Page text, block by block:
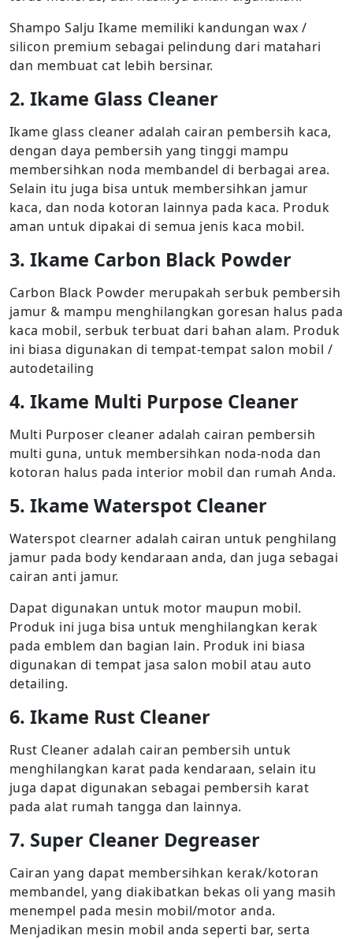
Shampo Salju Ikame memiliki kandungan wax /
silicon premium sebagai pelindung dari matahari
dan membuat cat lebih bersinar.
2. Ikame Glass Cleaner
Ikame glass cleaner adalah cairan pembersih kaca,
dengan daya pembersih yang tinggi mampu
membersihkan noda membandel di berbagai area.
Selain itu juga bisa untuk membersihkan jamur
kaca, dan noda kotoran lainnya pada kaca. Produk
aman untuk dipakai di semua jenis kaca mobil.
3. Ikame Carbon Black Powder
Carbon Black Powder merupakah serbuk pembersih
jamur & mampu menghilangkan goresan halus pada
kaca mobil, serbuk terbuat dari bahan alam. Produk
ini biasa digunakan di tempat-tempat salon mobil /
autodetailing
4. Ikame Multi Purpose Cleaner
Multi Purposer cleaner adalah cairan pembersih
multi guna, untuk membersihkan noda-noda dan
kotoran halus pada interior mobil dan rumah Anda.
5. Ikame Waterspot Cleaner
Waterspot clearner adalah cairan untuk penghilang
jamur pada body kendaraan anda, dan juga sebagai
cairan anti jamur.
Dapat digunakan untuk motor maupun mobil.
Produk ini juga bisa untuk menghilangkan kerak
pada emblem dan bagian lain. Produk ini biasa
digunakan di tempat jasa salon mobil atau auto
detailing.
6. Ikame Rust Cleaner
Rust Cleaner adalah cairan pembersih untuk
menghilangkan karat pada kendaraan, selain itu
juga dapat digunakan sebagai pembersih karat
pada alat rumah tangga dan lainnya.
7. Super Cleaner Degreaser
Cairan yang dapat membersihkan kerak/kotoran
membandel, yang diakibatkan bekas oli yang masih
menempel pada mesin mobil/motor anda.
Menjadikan mesin mobil anda seperti bar, serta